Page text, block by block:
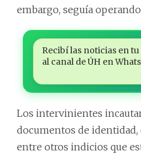
embargo, seguía
Recibí las noticias en
al canal de ÚH en
Los intervinientes
documentos de identidad,
entre otros indicios que